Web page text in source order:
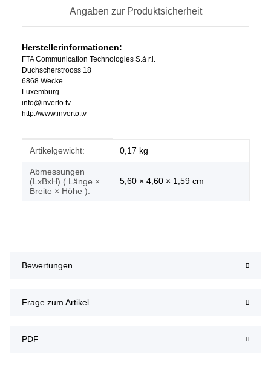
Angaben zur Produktsicherheit
Herstellerinformationen:
FTA Communication Technologies S.à r.l.
Duchscherstrooss 18
6868 Wecke
Luxemburg
info@inverto.tv
http://www.inverto.tv
Produkteigenschaft
Wert
Artikelgewicht: 0,17 kg
Abmessungen
(LxBxH) ( Länge ×
Breite × Höhe ):
5,60 × 4,60 × 1,59 cm
Bewertungen
Frage zum Artikel
PDF